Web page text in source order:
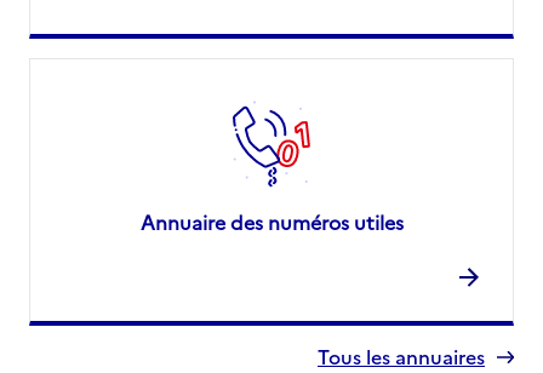
Annuaire des numéros utiles
Tous les annuaires